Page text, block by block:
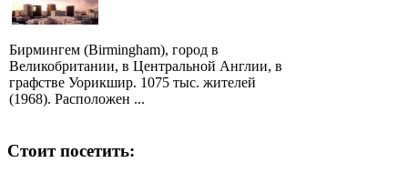
Бирмингем (Birmingham), город в
Великобритании, в Центральной Англии, в
графстве Уорикшир. 1075 тыс. жителей
(1968). Расположен ...
Стоит посетить: